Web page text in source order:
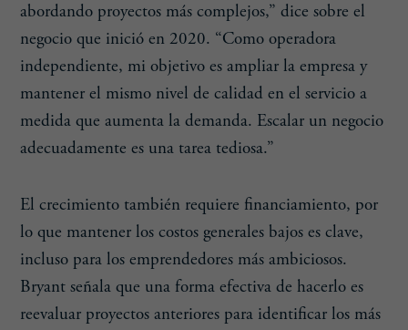
abordando proyectos más complejos,” dice sobre el
negocio que inició en 2020. “Como operadora
independiente, mi objetivo es ampliar la empresa y
mantener el mismo nivel de calidad en el servicio a
medida que aumenta la demanda. Escalar un negocio
adecuadamente es una tarea tediosa.”
El crecimiento también requiere financiamiento, por
lo que mantener los costos generales bajos es clave,
incluso para los emprendedores más ambiciosos.
Bryant señala que una forma efectiva de hacerlo es
reevaluar proyectos anteriores para identificar los más